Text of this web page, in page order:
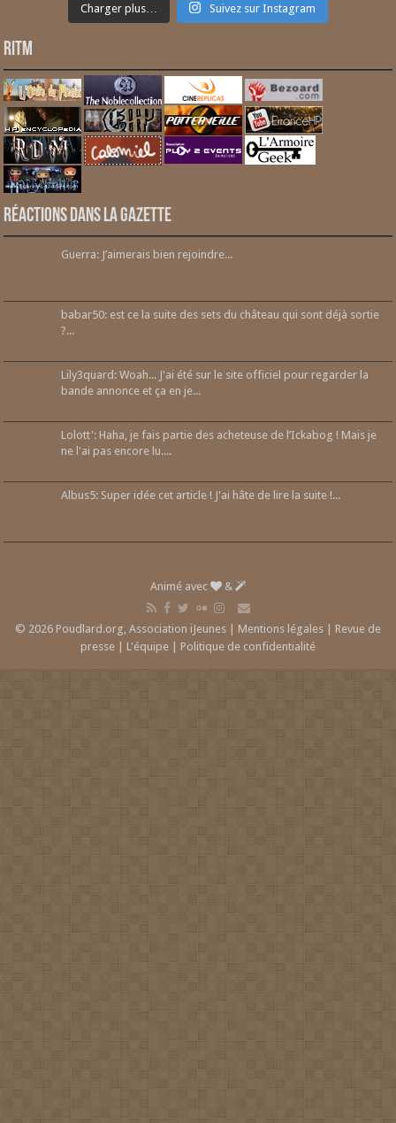
Charger plus… Suivez sur Instagram
RITM
Réactions dans la gazette
Guerra: J’aimerais bien rejoindre...
babar50: est ce la suite des sets du château qui sont déjà sortie
?...
Lily3quard: Woah... J'ai été sur le site officiel pour regarder la
bande annonce et ça en je...
Lolott': Haha, je fais partie des acheteuse de l’Ickabog ! Mais je
ne l'ai pas encore lu....
Albus5: Super idée cet article ! J'ai hâte de lire la suite !...
Animé avec &
© 2026 Poudlard.org, Association iJeunes | Mentions légales | Revue de
presse | L'équipe | Politique de confidentialité